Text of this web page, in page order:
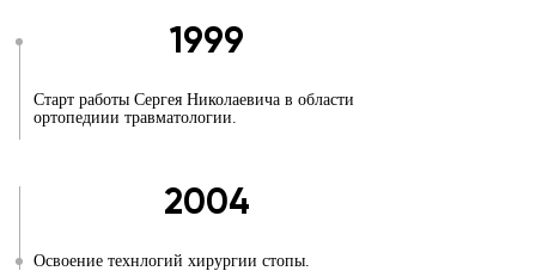
1999
Старт работы Сергея Николаевича в области
ортопедиии травматологии.
2004
Освоение технлогий хирургии стопы.